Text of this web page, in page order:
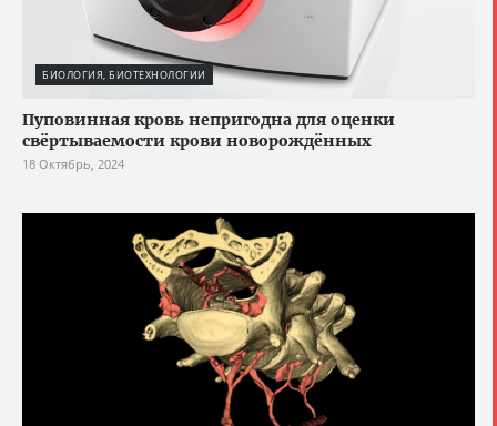
БИОЛОГИЯ, БИОТЕХНОЛОГИИ
Пуповинная кровь непригодна для оценки
свёртываемости крови новорождённых
18 Октябрь, 2024